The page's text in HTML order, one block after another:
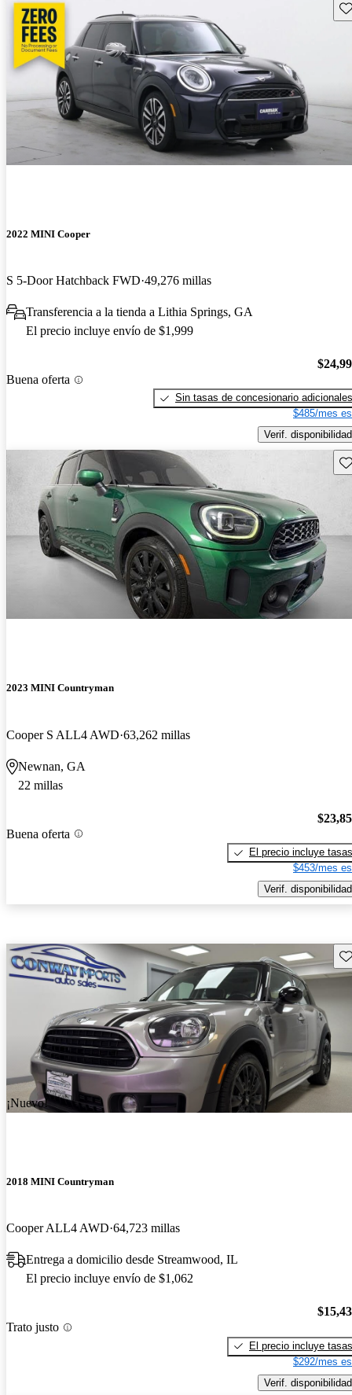
2022 MINI Cooper
S 5-Door Hatchback FWD 49,276 millas
Transferencia a la tienda a Lithia Springs, GA
El precio incluye envío de $1,999
Buena oferta
Sin tasas de concesionario adicionales
$485/mes
Verif. disponibilidad
2023 MINI Countryman
Cooper S ALL4 AWD 63,262 millas
Newnan, GA
22 millas
Buena oferta
El precio incluye tasas
$453/mes
Verif. disponibilidad
¡Nuevo!
2018 MINI Countryman
Cooper ALL4 AWD 64,723 millas
Entrega a domicilio desde Streamwood, IL
El precio incluye envío de $1,062
Trato justo
El precio incluye tasas
$292/mes
Verif. disponibilidad